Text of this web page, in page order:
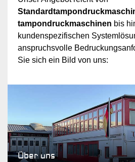
tampondruck­maschinen bis
kundenspezifischen
anspruchsvolle
Sie sich ein Bild von uns:
Über uns